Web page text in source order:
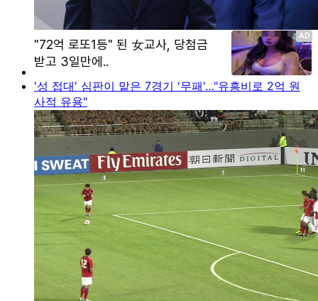
'성 접대' 심판이 맡은 7경기 '무패'…"유흥비로 2억 원
사적 유용"